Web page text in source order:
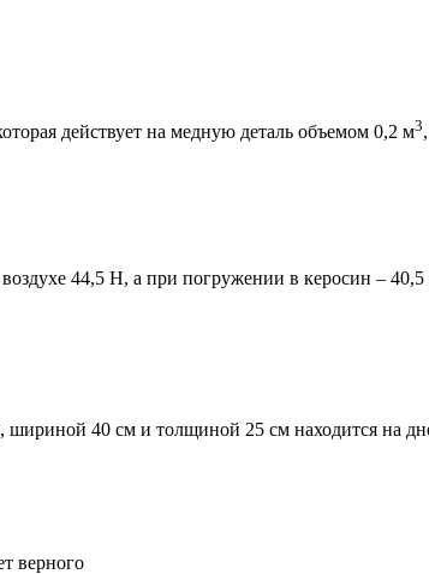
действует на медную деталь объемом 0,2 м3
воздухе 44,5 Н, а при погружении в керосин –
шириной 40 см и толщиной 25 см находится на
верного